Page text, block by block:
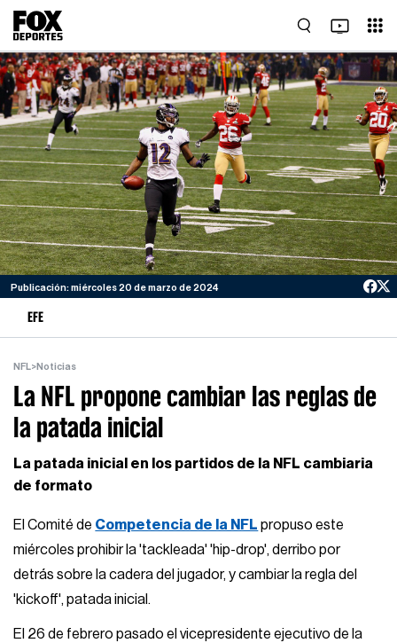
Publicación: miércoles 20 de marzo de 2024
EFE
NFL>Noticias
La NFL propone cambiar las reglas de
la patada inicial
La patada inicial en los partidos de la NFL cambiaria
de formato
El Comité de Competencia de la NFL propuso este
miércoles prohibir la 'tackleada' 'hip-drop', derribo por
detrás sobre la cadera del jugador, y cambiar la regla del
'kickoff', patada inicial.
El 26 de febrero pasado el vicepresidente ejecutivo de la